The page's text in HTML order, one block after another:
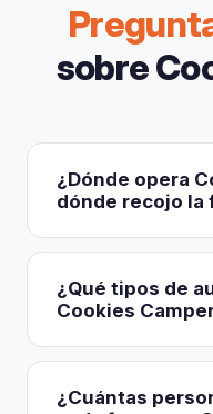
sobre
¿Dónde opera
dónde recojo la
Cookies Campers
irlandesa con sede
Dublín (Unit 200
es el único punto
unos 25-30 minutos
¿Qué tipos de
Cookies
La flota está
modelos
¿Cuántas